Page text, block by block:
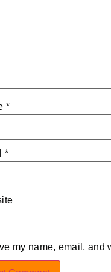
*
*
my name, email, and